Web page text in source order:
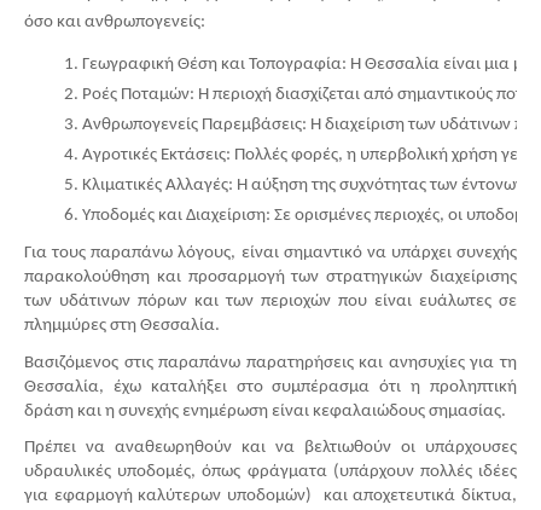
όσο και ανθρωπογενείς:
Γεωγραφική Θέση και Τοπογραφία: Η Θεσσαλία είναι μια
Ροές Ποταμών: Η περιοχή διασχίζεται από σημαντικούς
Ανθρωπογενείς Παρεμβάσεις: Η διαχείριση των υδάτινων
Αγροτικές Εκτάσεις: Πολλές φορές, η υπερβολική χρήση
Κλιματικές Αλλαγές: Η αύξηση της συχνότητας των
Υποδομές και Διαχείριση: Σε ορισμένες περιοχές, οι
Για τους παραπάνω λόγους, είναι σημαντικό να υπάρχει συνεχής
παρακολούθηση και προσαρμογή των στρατηγικών διαχείρισης
των υδάτινων πόρων και των περιοχών που είναι ευάλωτες σε
πλημμύρες στη Θεσσαλία.
Βασιζόμενος στις παραπάνω παρατηρήσεις και ανησυχίες για τη
Θεσσαλία, έχω καταλήξει στο συμπέρασμα ότι η προληπτική
δράση και η συνεχής ενημέρωση είναι κεφαλαιώδους σημασίας.
Πρέπει να αναθεωρηθούν και να βελτιωθούν οι υπάρχουσες
υδραυλικές υποδομές, όπως φράγματα (υπάρχουν πολλές ιδέες
για εφαρμογή καλύτερων υποδομών) και αποχετευτικά δίκτυα,